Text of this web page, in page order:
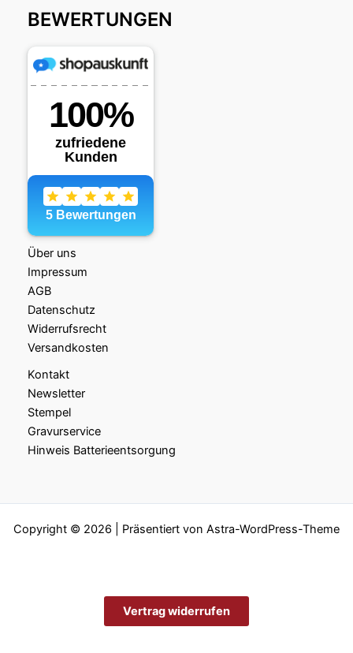
BEWERTUNGEN
Über uns
Impressum
AGB
Datenschutz
Widerrufsrecht
Versandkosten
Kontakt
Newsletter
Stempel
Gravurservice
Hinweis Batterieentsorgung
Copyright © 2026 | Präsentiert von Astra-WordPress-Theme
Vertrag widerrufen